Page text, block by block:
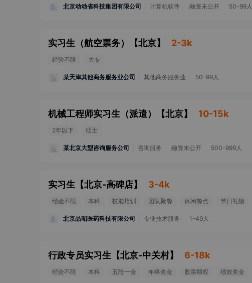
北京动动省科技集团有限公司 计算机软件 融资未公开 50-99人
实习生（航空票务） 【北京】 2-3k
经验不限 大专
某天津其他商务服务业公司 其他商务服务业 50-99人
机械工程师实习生（派遣） 【北京】 10-15k
2年以下 硕士
某北京大型咨询服务公司 咨询服务 融资未公开 500-999人
实习生 【北京-高碑店】 3-4k
经验不限 本科 技能培训 团队聚餐 休闲餐点 节日礼物
北京品昭医药科技有限公司 专业技术服务 1-49人
行政专员实习生 【北京-中关村】 6-18k
经验不限 本科 五险一金 年终奖金 股票期权 绩效奖金